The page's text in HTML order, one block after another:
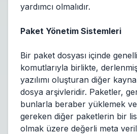
yardımcı olmalıdır.
Paket Yönetim Sistemleri
Bir paket dosyası içinde
komutlarıyla birlikte,
yazılımı oluşturan diğer
dosya arşivleridir. Paketler,
bunlarla beraber yüklemek ve
gereken diğer paketlerin bir
olmak üzere değerli meta